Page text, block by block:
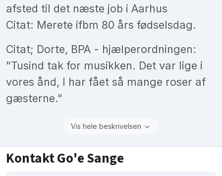
afsted til det næste job i Aarhus
Citat: Merete ifbm 80 års fødselsdag.
Citat; Dorte, BPA - hjælperordningen:
"Tusind tak for musikken. Det var lige i
vores ånd, I har fået så mange roser af
gæsterne."
Vis hele beskrivelsen
Kontakt Go'e Sange